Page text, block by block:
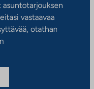
asuntotarjouksen
vastaavaa
otathan